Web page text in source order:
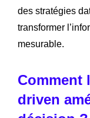
des stratégies
transformer
mesurable.
Comment
driven